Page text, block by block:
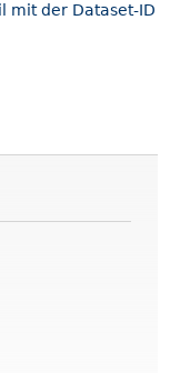
mit der Dataset-ID